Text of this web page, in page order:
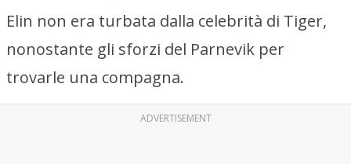
Elin non era turbata dalla celebrità di Tiger,
nonostante gli sforzi del Parnevik per
trovarle una compagna.
ADVERTISEMENT